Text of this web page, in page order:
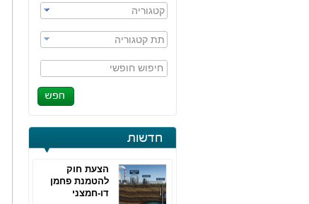
קטגוריה
תת קטגוריה
חיפוש חופשי
חדשות
הצעת חוק
להטמנת פחמן
דו-חמצני